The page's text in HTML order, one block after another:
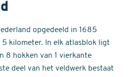
opgedeeld in 1685
kilometer. In elk atlasblok ligt
8 hokken van 1 vierkante
deel van het veldwerk bestaat